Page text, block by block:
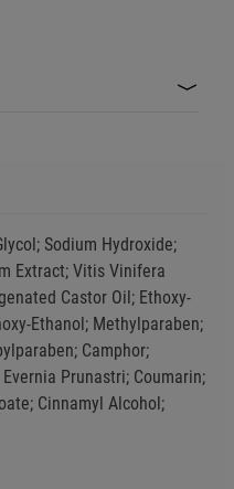
Sodium Hydroxide;
Extract; Vitis Vinifera
Castor Oil; Ethoxy-
Ethanol; Methylparaben;
Camphor;
Prunastri; Coumarin;
Cinnamyl Alcohol;